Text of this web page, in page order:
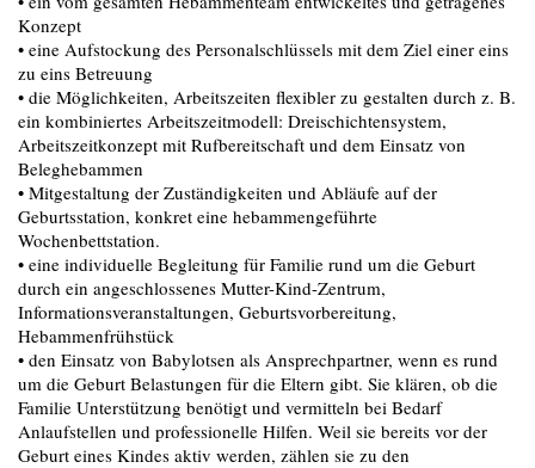
Konzept
• eine Aufstockung des Personalschlüssels mit dem Ziel einer eins
zu eins Betreuung
• die Möglichkeiten, Arbeitszeiten flexibler zu gestalten durch z. B.
ein kombiniertes Arbeitszeitmodell: Dreischichtensystem,
Arbeitszeitkonzept mit Rufbereitschaft und dem Einsatz von
Beleghebammen
• Mitgestaltung der Zuständigkeiten und Abläufe auf der
Geburtsstation, konkret eine hebammengeführte
Wochenbettstation.
• eine individuelle Begleitung für Familie rund um die Geburt
durch ein angeschlossenes Mutter-Kind-Zentrum,
Informationsveranstaltungen, Geburtsvorbereitung,
Hebammenfrühstück
• den Einsatz von Babylotsen als Ansprechpartner, wenn es rund
um die Geburt Belastungen für die Eltern gibt. Sie klären, ob die
Familie Unterstützung benötigt und vermitteln bei Bedarf
Anlaufstellen und professionelle Hilfen. Weil sie bereits vor der
Geburt eines Kindes aktiv werden, zählen sie zu den